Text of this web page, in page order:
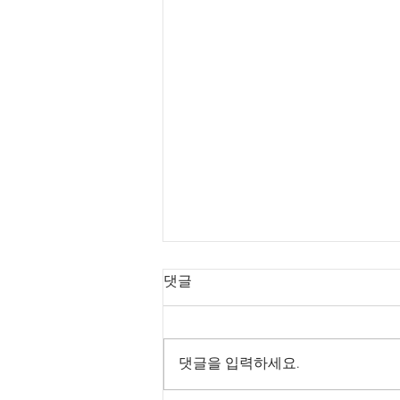
댓글
댓글을 입력하세요.